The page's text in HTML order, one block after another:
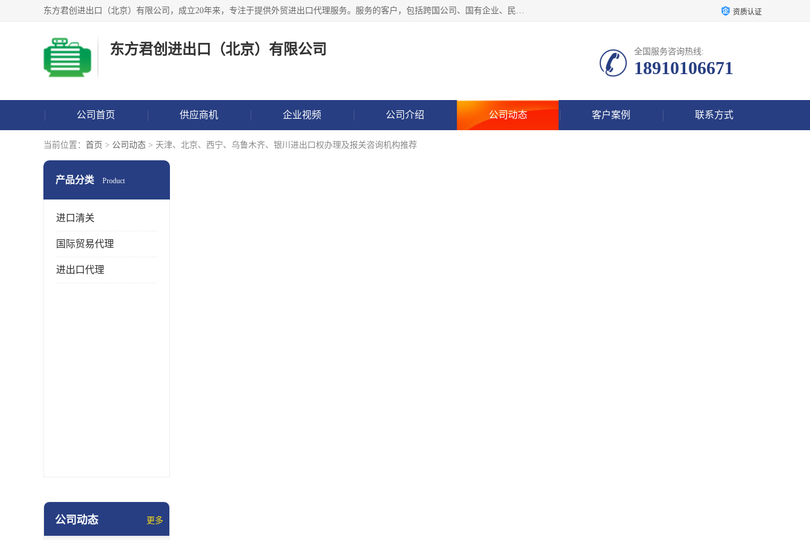
东方君创进出口（北京）有限公司，成立20年来，专注于提供外贸进出口代理服务。服务的客户，包括跨国公司、国有企业、民营企业等。作为的综合性外贸企业，公司拥有一支精通进出口贸易的团队，从事各类商品和技术的进口清关代理报关。进出口商品涉及20多个大类、上千个品种，贸易客户遍布世界各个国家和地区。 资质认证
东方君创进出口（北京）有限公司 全国服务咨询热线:
18910106671
公司首页 供应商机 企业视频 公司介绍 公司动态 客户案例 联系方式
当前位置： 首页 > 公司动态 > 天津、北京、西宁、乌鲁木齐、银川进出口权办理及报关咨询机构推荐
产品分类 Product
进口清关
国际贸易代理
进出口代理
公司动态 更多